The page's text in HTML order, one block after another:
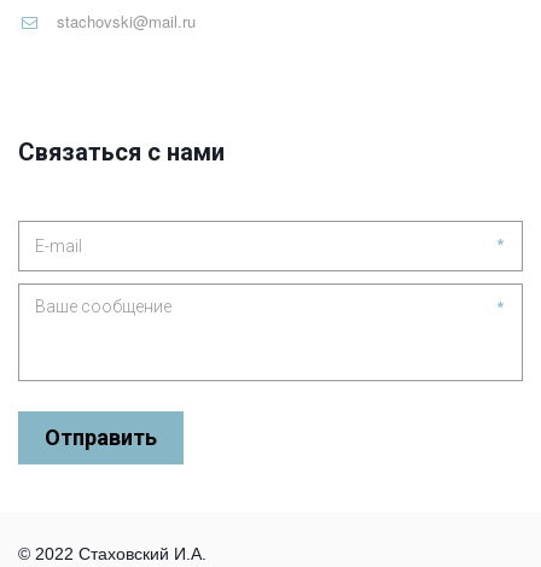
stachovski@mail.ru
Связаться с нами
*
*
Отправить
© 2022 Стаховский И.А.